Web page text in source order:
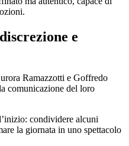
e
Ramazzotti e Goffredo
comunicazione del loro
condividere alcuni
la giornata in uno spettacolo